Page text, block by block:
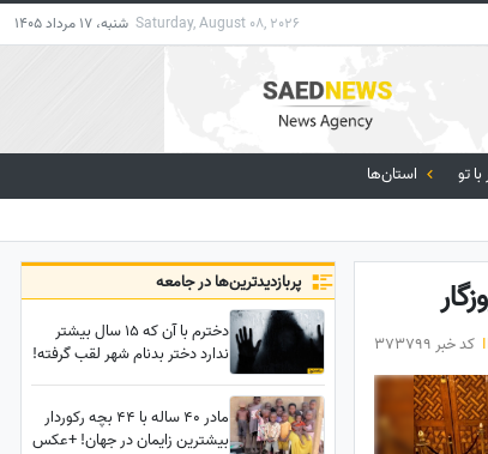
Saturday, August 08, 2026 شنبه، 17 مرداد 1405
تو
استان‌ها
کد خبر 373799
پربازدید‌ترین‌ها در جامعه
دخترم با آن که ۱۵ سال بیشتر
ندارد دختر بدنام شهر لقب گرفته!
مادر 40 ساله با 44 بچه رکوردار
بیشترین زایمان در جهان! +عکس